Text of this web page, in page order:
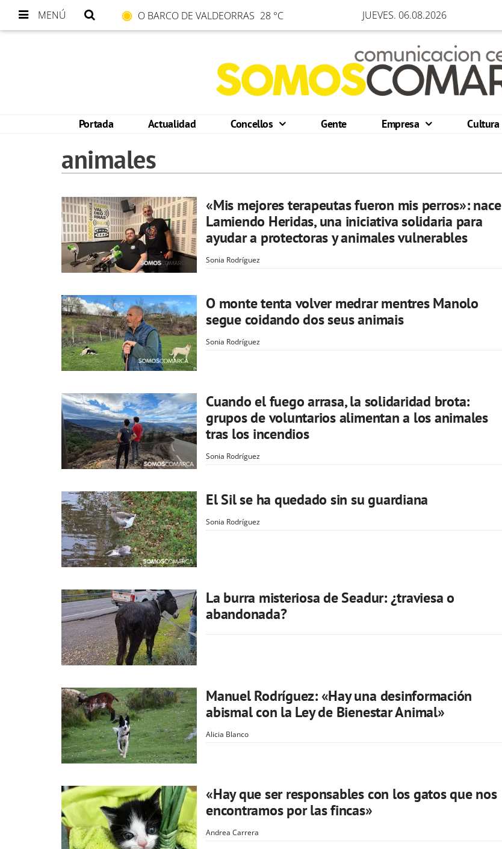
MENÚ O BARCO DE VALDEORRAS 28 °C JUEVES. 06.08.2026
Portada Actualidad Concellos Gente Empresa Cultura
animales
«Mis mejores terapeutas fueron mis perros»: nace
Lamiendo Heridas, una iniciativa solidaria para
ayudar a protectoras y animales vulnerables
Sonia Rodríguez
O monte tenta volver medrar mentres Manolo
segue coidando dos seus animais
Sonia Rodríguez
Cuando el fuego arrasa, la solidaridad brota:
grupos de voluntarios alimentan a los animales
tras los incendios
Sonia Rodríguez
El Sil se ha quedado sin su guardiana
Sonia Rodríguez
La burra misteriosa de Seadur: ¿traviesa o
abandonada?
Manuel Rodríguez: «Hay una desinformación
abismal con la Ley de Bienestar Animal»
Alicia Blanco
«Hay que ser responsables con los gatos que nos
encontramos por las fincas»
Andrea Carrera